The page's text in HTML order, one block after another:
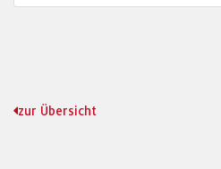
zur Übersicht